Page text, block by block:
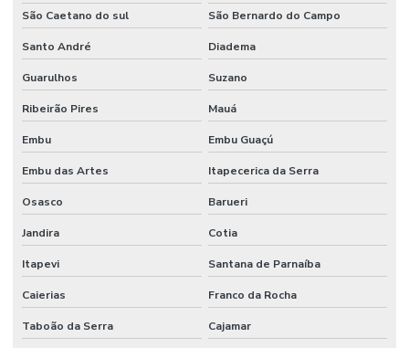
São Caetano do sul
São Bernardo do Campo
Santo André Diadema
Guarulhos Suzano
Ribeirão Pires Mauá
Embu Embu Guaçú
Embu das Artes Itapecerica da Serra
Osasco Barueri
Jandira Cotia
Itapevi Santana de Parnaíba
Caierias Franco da Rocha
Taboão da Serra Cajamar